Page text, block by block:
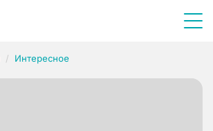
Интересное